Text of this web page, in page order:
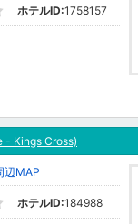
ホテルID:1758157
- Kings Cross)
辺MAP
ホテルID:184988